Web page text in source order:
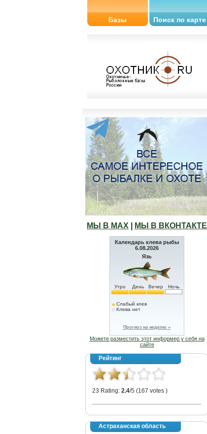
Базы Поиск по карте
МЫ В МАХ МЫ В ВКОНТАКТЕ
Календарь клева рыбы
6.08.2026
Язь
Утро День Вечер Ночь
Слабый клев
Клева нет
Прогноз на неделю »
Можете разместить этот информер у себя на
сайте
Рейтинг
23 Rating: 2.4/5 (167 votes )
Астраханская область